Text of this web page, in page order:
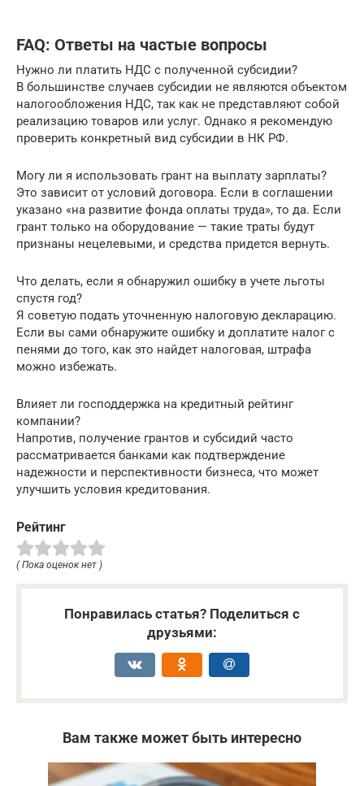
FAQ: Ответы на частые вопросы
Нужно ли платить НДС с полученной субсидии?
В большинстве случаев субсидии не являются объектом
налогообложения НДС, так как не представляют собой
реализацию товаров или услуг. Однако я рекомендую
проверить конкретный вид субсидии в НК РФ.
Могу ли я использовать грант на выплату зарплаты?
Это зависит от условий договора. Если в соглашении
указано «на развитие фонда оплаты труда», то да. Если
грант только на оборудование — такие траты будут
признаны нецелевыми, и средства придется вернуть.
Что делать, если я обнаружил ошибку в учете льготы
спустя год?
Я советую подать уточненную налоговую декларацию.
Если вы сами обнаружите ошибку и доплатите налог с
пенями до того, как это найдет налоговая, штрафа
можно избежать.
Влияет ли господдержка на кредитный рейтинг
компании?
Напротив, получение грантов и субсидий часто
рассматривается банками как подтверждение
надежности и перспективности бизнеса, что может
улучшить условия кредитования.
Рейтинг
( Пока оценок нет )
Понравилась статья? Поделиться с
друзьями:
Вам также может быть интересно